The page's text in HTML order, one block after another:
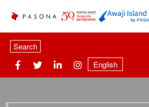
Search
English